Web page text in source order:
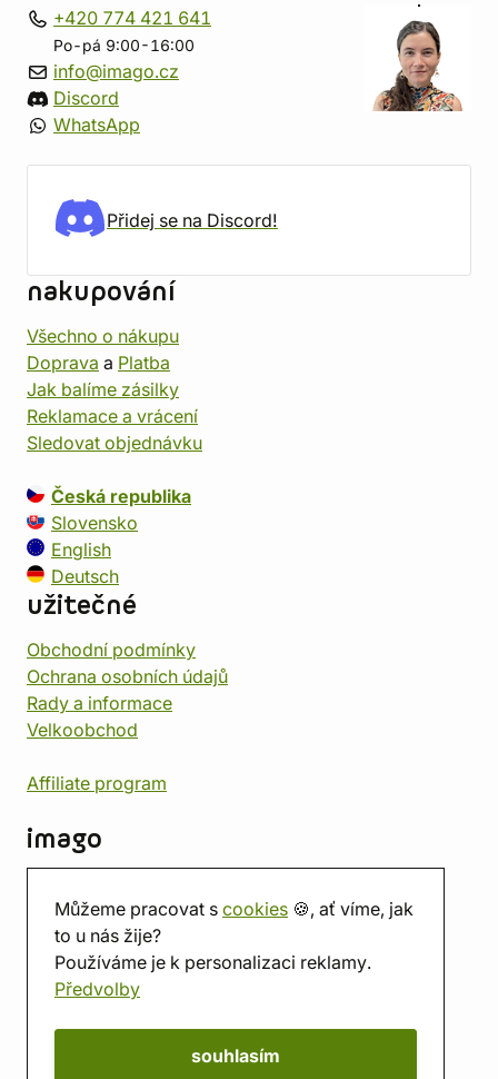
Můžeme pracovat s cookies 🍪, ať víme, jak
to u nás žije?
Používáme je k personalizaci reklamy.
Předvolby
souhlasím
+420 774 421 641
Po-pá 9:00-16:00
info@imago.cz
Discord
WhatsApp
Přidej se na Discord!
nakupování
Všechno o nákupu
Doprava a Platba
Jak balíme zásilky
Reklamace a vrácení
Sledovat objednávku
Česká republika
Slovensko
English
Deutsch
užitečné
Obchodní podmínky
Ochrana osobních údajů
Rady a informace
Velkoobchod
Affiliate program
imago
Prodejna
Herna
O nás
Hodnocení obchodu